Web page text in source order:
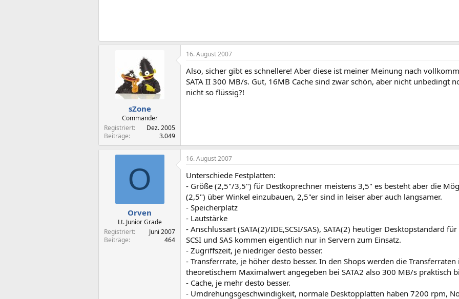
sZone
Commander
Registriert
Dez. 2005
Beiträge
3.049
16. August 2007
Also, sicher gibt es schnellere! Aber diese ist meiner Meinung nach
SATA II 300 MB/s. Gut, 16MB Cache sind zwar schön, aber nicht unbedingt
nicht so flüssig?!
O
Orven
Lt. Junior Grade
Registriert
Juni 2007
Beiträge
464
16. August 2007
Unterschiede Festplatten:
- Größe (2,5"/3,5") für Destkoprechner meistens 3,5" es besteht aber die
(2,5") über Winkel einzubauen, 2,5"er sind in leiser aber auch langsamer.
- Speicherplatz
- Lautstärke
- Anschlussart (SATA(2)/IDE,SCSI/SAS), SATA(2) heutiger Desktopstandard
SCSI und SAS kommen eigentlich nur in Servern zum Einsatz.
- Zugriffszeit, je niedriger desto besser.
- Transferrrate, je höher desto besser. In den Shops werden die
theoretischem Maximalwert angegeben bei SATA2 also 300 MB/s praktisch
- Cache, je mehr desto besser.
- Umdrehungsgeschwindigkeit, normale Desktopplatten haben 7200 rpm,